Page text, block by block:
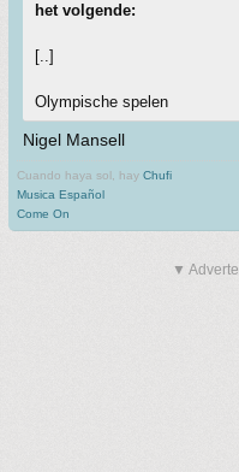
het volgende:
[..]
Olympische spelen
Nigel Mansell
Cuando haya sol, hay Chufi
Musica Español
Come On
▼